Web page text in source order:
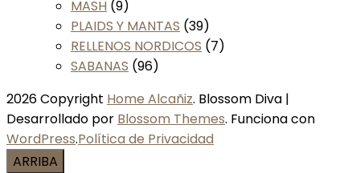
MASH (9)
PLAIDS Y MANTAS (39)
RELLENOS NORDICOS (7)
SABANAS (96)
2026 Copyright Home Alcañiz. Blossom Diva |
Desarrollado por Blossom Themes. Funciona con
WordPress.Política de Privacidad
ARRIBA